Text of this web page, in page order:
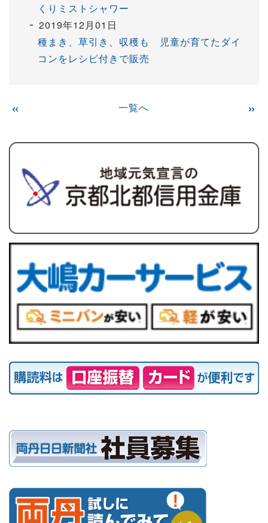
くりミストシャワー
2019年12月01日
種まき、草引き、収穫も 児童が育てたダイ
コンをレシピ付きで販売
« 一覧へ